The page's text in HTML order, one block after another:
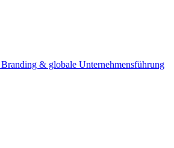
& globale Unternehmensführung